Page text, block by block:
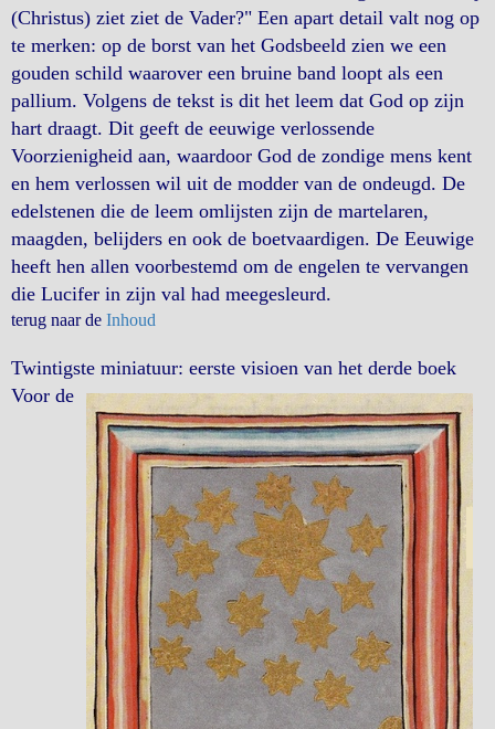
(Christus) ziet ziet de Vader?" Een apart detail valt nog op
te merken: op de borst van het Godsbeeld zien we een
gouden schild waarover een bruine band loopt als een
pallium. Volgens de tekst is dit het leem dat God op zijn
hart draagt. Dit geeft de eeuwige verlossende
Voorzienigheid aan, waardoor God de zondige mens kent
en hem verlossen wil uit de modder van de ondeugd. De
edelstenen die de leem omlijsten zijn de martelaren,
maagden, belijders en ook de boetvaardigen. De Eeuwige
heeft hen allen voorbestemd om de engelen te vervangen
die Lucifer in zijn val had meegesleurd.
terug naar de Inhoud
Twintigste miniatuur: eerste visioen van het derde boek
Voor de